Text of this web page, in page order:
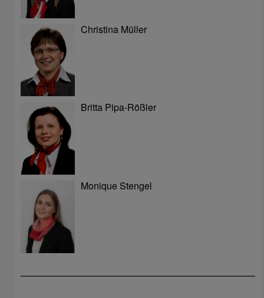
Christina Müller
Britta Pipa-Rößler
Monique Stengel